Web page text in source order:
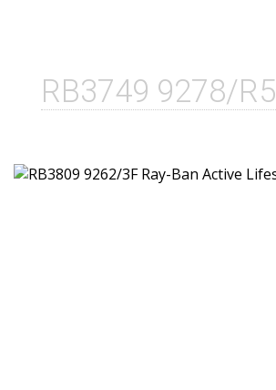
RB3749 9278/R5